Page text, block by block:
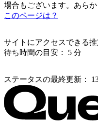
場合もございます。あらか
このページは？
サイトにアクセスできる推
待ち時間の目安：
5 分
ステータスの最終更新：